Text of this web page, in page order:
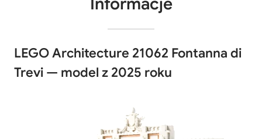
LEGO Architecture 21062 Fontanna di
Trevi — model z 2025 roku